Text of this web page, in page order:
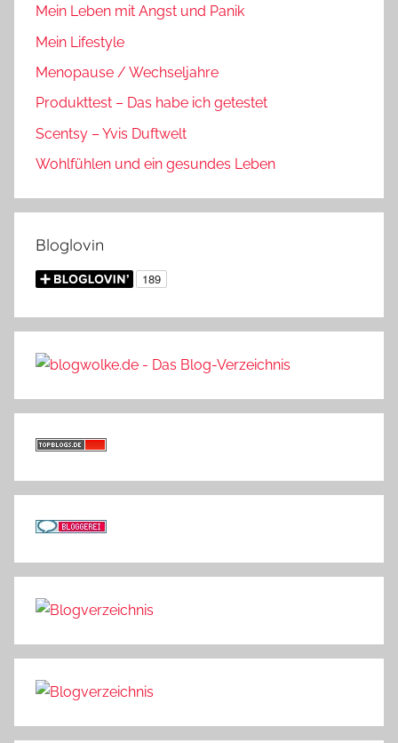
Mein Leben mit Angst und Panik
Mein Lifestyle
Menopause / Wechseljahre
Produkttest – Das habe ich getestet
Scentsy – Yvis Duftwelt
Wohlfühlen und ein gesundes Leben
Bloglovin